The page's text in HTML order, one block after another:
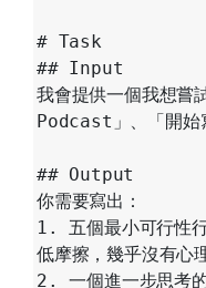
# Task
## Input
我會提供一個我想嘗
Podcast」、「開始
## Output
你需要寫出：
1. 五個最小可行性行
低摩擦，幾乎沒有心
2. 一個進一步思考